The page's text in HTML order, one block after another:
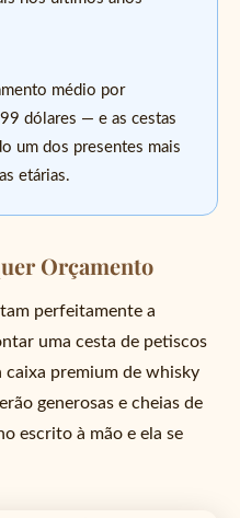
médio por
dólares — e as cestas
um dos presentes mais
etárias.
Orçamento
perfeitamente a
uma cesta de petiscos
caixa premium de whisky
generosas e cheias de
escrito à mão e ela se